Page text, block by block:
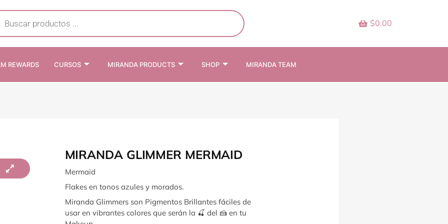
$0.00
REWARDS CURSOS MIRANDA PRODUCTS SHOP MIRANDA TEAM
MIRANDA GLIMMER MERMAID
Mermaid
Flakes en tonos azules y morados.
Miranda Glimmers son Pigmentos Brillantes fáciles de
usar en vibrantes colores que serán la 🍒 del 🍰 en tu